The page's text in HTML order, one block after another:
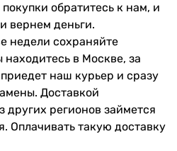
обратитесь к нам, и
вернем деньги.
недели сохраняйте
в Москве, за
наш курьер и сразу
Доставкой
других регионов займется
Оплачивать такую доставку